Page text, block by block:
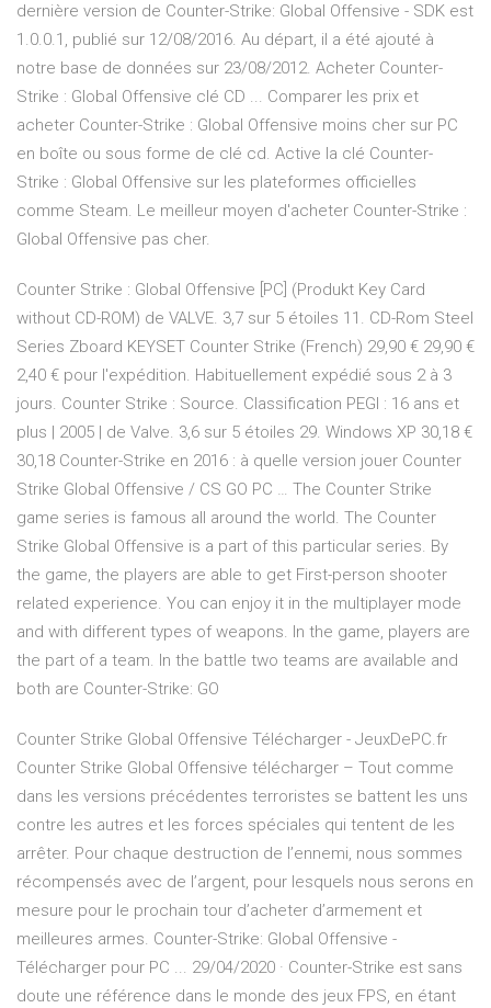
dernière version de Counter-Strike: Global Offensive - SDK est
1.0.0.1, publié sur 12/08/2016. Au départ, il a été ajouté à
notre base de données sur 23/08/2012. Acheter Counter-
Strike : Global Offensive clé CD ... Comparer les prix et
acheter Counter-Strike : Global Offensive moins cher sur PC
en boîte ou sous forme de clé cd. Active la clé Counter-
Strike : Global Offensive sur les plateformes officielles
comme Steam. Le meilleur moyen d'acheter Counter-Strike :
Global Offensive pas cher.
Counter Strike : Global Offensive [PC] (Produkt Key Card
without CD-ROM) de VALVE. 3,7 sur 5 étoiles 11. CD-Rom Steel
Series Zboard KEYSET Counter Strike (French) 29,90 € 29,90 €
2,40 € pour l'expédition. Habituellement expédié sous 2 à 3
jours. Counter Strike : Source. Classification PEGI : 16 ans et
plus | 2005 | de Valve. 3,6 sur 5 étoiles 29. Windows XP 30,18 €
30,18 Counter-Strike en 2016 : à quelle version jouer Counter
Strike Global Offensive / CS GO PC … The Counter Strike
game series is famous all around the world. The Counter
Strike Global Offensive is a part of this particular series. By
the game, the players are able to get First-person shooter
related experience. You can enjoy it in the multiplayer mode
and with different types of weapons. In the game, players are
the part of a team. In the battle two teams are available and
both are Counter-Strike: GO
Counter Strike Global Offensive Télécharger - JeuxDePC.fr
Counter Strike Global Offensive télécharger – Tout comme
dans les versions précédentes terroristes se battent les uns
contre les autres et les forces spéciales qui tentent de les
arrêter. Pour chaque destruction de l’ennemi, nous sommes
récompensés avec de l’argent, pour lesquels nous serons en
mesure pour le prochain tour d’acheter d’armement et
meilleures armes. Counter-Strike: Global Offensive -
Télécharger pour PC ... 29/04/2020 · Counter-Strike est sans
doute une référence dans le monde des jeux FPS, en étant